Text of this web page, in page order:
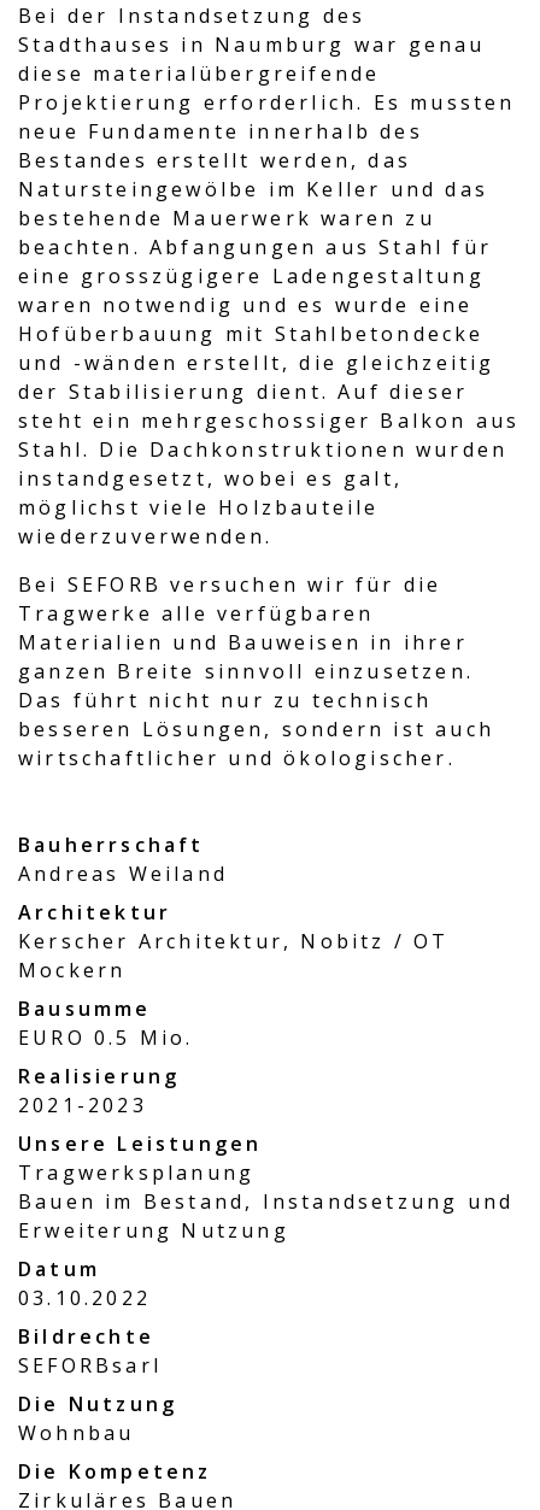
Bei der Instandsetzung des
Stadthauses in Naumburg war genau
diese materialübergreifende
Projektierung erforderlich. Es mussten
neue Fundamente innerhalb des
Bestandes erstellt werden, das
Natursteingewölbe im Keller und das
bestehende Mauerwerk waren zu
beachten. Abfangungen aus Stahl für
eine grosszügigere Ladengestaltung
waren notwendig und es wurde eine
Hofüberbauung mit Stahlbetondecke
und -wänden erstellt, die gleichzeitig
der Stabilisierung dient. Auf dieser
steht ein mehrgeschossiger Balkon aus
Stahl. Die Dachkonstruktionen wurden
instandgesetzt, wobei es galt,
möglichst viele Holzbauteile
wiederzuverwenden.
Bei SEFORB versuchen wir für die
Tragwerke alle verfügbaren
Materialien und Bauweisen in ihrer
ganzen Breite sinnvoll einzusetzen.
Das führt nicht nur zu technisch
besseren Lösungen, sondern ist auch
wirtschaftlicher und ökologischer.
Bauherrschaft
Andreas Weiland
Architektur
Kerscher Architektur, Nobitz / OT
Mockern
Bausumme
EURO 0.5 Mio.
Realisierung
2021-2023
Unsere Leistungen
Tragwerksplanung
Bauen im Bestand, Instandsetzung und
Erweiterung Nutzung
Datum
03.10.2022
Bildrechte
SEFORBsarl
Die Nutzung
Wohnbau
Die Kompetenz
Zirkuläres Bauen